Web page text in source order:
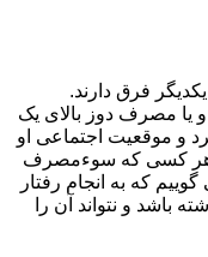
فرق دارند.
مصرف دوز بالای یک
و موقعیت اجتماعی او
هر کسی که سوءمصرف
که به انجام رفتار
باشد و نتواند آن را